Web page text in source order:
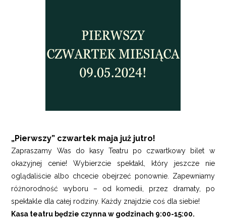
„Pierwszy” czwartek maja już jutro!
Zapraszamy Was do kasy Teatru po czwartkowy bilet w
okazyjnej cenie! Wybierzcie spektakl, który jeszcze nie
oglądaliście albo chcecie obejrzeć ponownie. Zapewniamy
różnorodność wyboru – od komedii, przez dramaty, po
spektakle dla całej rodziny. Każdy znajdzie coś dla siebie!
Kasa teatru będzie czynna w godzinach 9:00-15:00.